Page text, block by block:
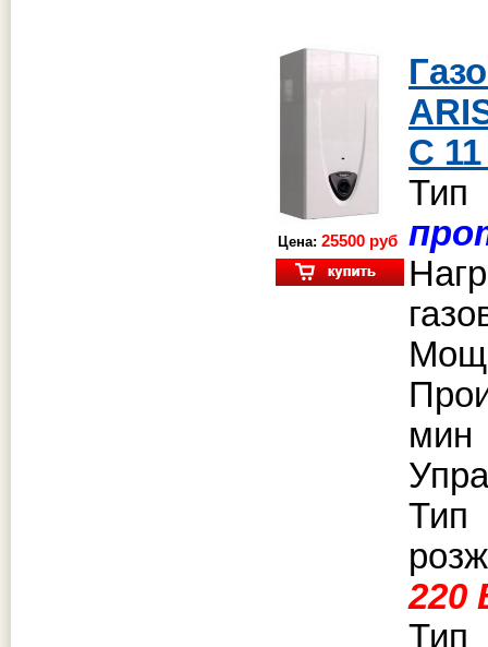
Цена: 25500 руб
C
Тип
220